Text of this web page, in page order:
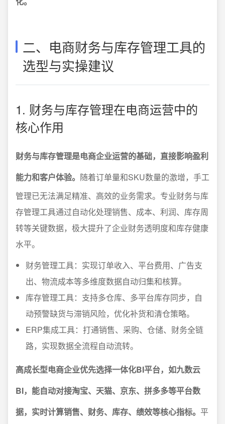
二、电商财务与库存管理工具的
选型与实操建议
1. 财务与库存管理在电商运营中的
核心作用
财务与库存管理是电商企业运营的基础，直接影响盈利
能力和客户体验。 随着订单量和SKU数量的激增，手工
管理已无法满足精准、高效的业务需求。专业财务与库
存管理工具通过自动化处理销售、成本、利润、库存周
转等关键数据，极大提升了企业财务透明度和库存健康
水平。
财务管理工具：实现订单收入、平台费用、广告支
出、物流成本等多维度数据自动归集和核算。
库存管理工具：支持多仓库、多平台库存同步，自
动预警缺货与滞销风险，优化补货和清仓策略。
ERP集成工具：打通销售、采购、仓储、财务全链
路，实现数据全流程自动流转。
高成长型电商企业优先选择一体化BI平台，如九数云
BI，能自动对接淘宝、天猫、京东、拼多多等平台数
据，实时计算销售、财务、库存、绩效等核心指标。 平